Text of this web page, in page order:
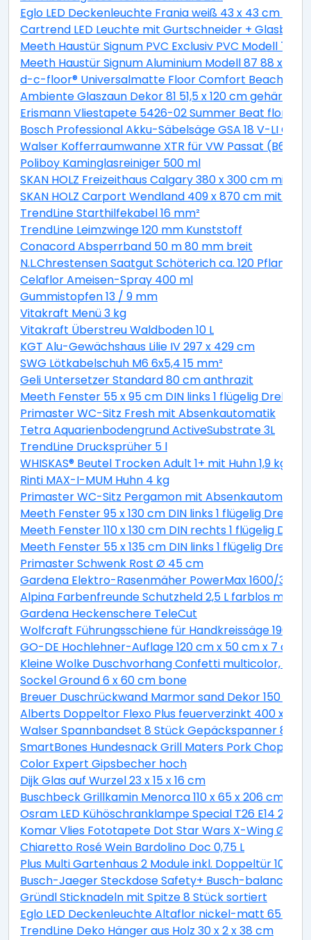
Eglo LED Deckenleuchte Frania weiß 43 x 43 cm
Cartrend LED Leuchte mit Gurtschneider +
Meeth Haustür Signum PVC Exclusiv PVC Modell 70
Meeth Haustür Signum Aluminium Modell 87 88 x 200
d-c-floor® Universalmatte Floor Comfort
Ambiente Glaszaun Dekor 81 51,5 x 120 cm
Erismann Vliestapete 5426-02 Summer Beat floral
Bosch Professional Akku-Säbelsäge GSA 18 V-LI C
Walser Kofferraumwanne XTR für VW Passat (B6)
Poliboy Kaminglasreiniger 500 ml
SKAN HOLZ Freizeithaus Calgary 380 x 300 cm mit 2.
SKAN HOLZ Carport Wendland 409 x 870 cm mit
TrendLine Starthilfekabel 16 mm²
TrendLine Leimzwinge 120 mm Kunststoff
Conacord Absperrband 50 m 80 mm breit
N.L.Chrestensen Saatgut Schöterich ca. 120 Pflanzen
Celaflor Ameisen-Spray 400 ml
Gummistopfen 13 / 9 mm
Vitakraft Menü 3 kg
Vitakraft Überstreu Waldboden 10 L
KGT Alu-Gewächshaus Lilie IV 297 x 429 cm
SWG Lötkabelschuh M6 6x5,4 15 mm²
Geli Untersetzer Standard 80 cm anthrazit
Meeth Fenster 55 x 95 cm DIN links 1 flügelig Dreh-
Primaster WC-Sitz Fresh mit Absenkautomatik
Tetra Aquarienbodengrund ActiveSubstrate 3L
TrendLine Drucksprüher 5 l
WHISKAS® Beutel Trocken Adult 1+ mit Huhn 1,9 kg 1,9
Rinti MAX-I-MUM Huhn 4 kg
Primaster WC-Sitz Pergamon mit Absenkautomatik
Meeth Fenster 95 x 130 cm DIN links 1 flügelig Dreh-
Meeth Fenster 110 x 130 cm DIN rechts 1 flügelig
Meeth Fenster 55 x 135 cm DIN links 1 flügelig Dreh-
Primaster Schwenk Rost Ø 45 cm
Gardena Elektro-Rasenmäher PowerMax 1600/37
Alpina Farbenfreunde Schutzheld 2,5 L farblos matt
Gardena Heckenschere TeleCut
Wolfcraft Führungsschiene für Handkreissäge 190 x
GO-DE Hochlehner-Auflage 120 cm x 50 cm x 7 cm,
Kleine Wolke Duschvorhang Confetti multicolor, 180
Sockel Ground 6 x 60 cm bone
Breuer Duschrückwand Marmor sand Dekor 150 x
Alberts Doppeltor Flexo Plus feuerverzinkt 400 x 160
Walser Spannbandset 8 Stück Gepäckspanner 8
SmartBones Hundesnack Grill Maters Pork Chop 3
Color Expert Gipsbecher hoch
Dijk Glas auf Wurzel 23 x 15 x 16 cm
Buschbeck Grillkamin Menorca 110 x 65 x 206 cm
Osram LED Kühöschranklampe Special T26 E14
Komar Vlies Fototapete Dot Star Wars X-Wing Ø
Chiaretto Rosé Wein Bardolino Doc 0,75 L
Plus Multi Gartenhaus 2 Module inkl. Doppeltür 10,5
Busch-Jaeger Steckdose Safety+ Busch-balance® SI,
Gründl Sticknadeln mit Spitze 8 Stück sortiert
Eglo LED Deckenleuchte Altaflor nickel-matt 65 x
TrendLine Deko Hänger aus Holz 30 x 2 x 38 cm